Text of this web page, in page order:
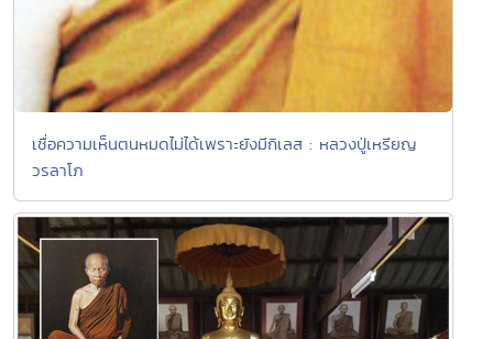
เชื่อความเห็นตนหมดไม่ได้เพราะยังมีกิเลส : หลวงปู่เหรียญ
วรลาโภ